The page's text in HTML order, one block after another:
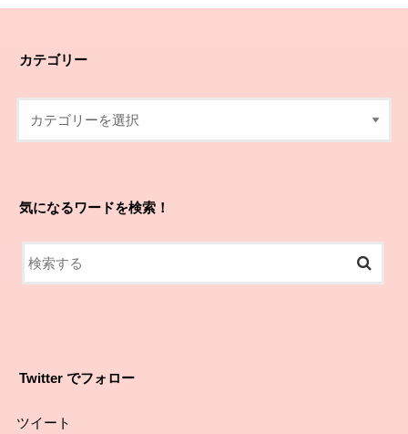
カテゴリー
気になるワードを検索！
Twitter でフォロー
ツイート